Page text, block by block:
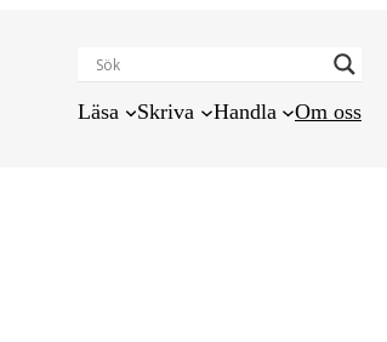
Läsa Skriva Handla Om oss